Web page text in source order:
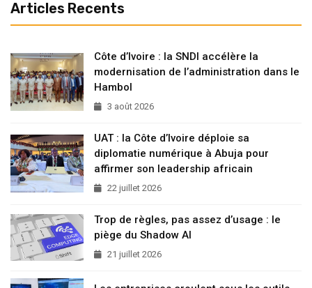
Articles Recents
Côte d’Ivoire : la SNDI accélère la
modernisation de l’administration dans le
Hambol
3 août 2026
UAT : la Côte d’Ivoire déploie sa
diplomatie numérique à Abuja pour
affirmer son leadership africain
22 juillet 2026
Trop de règles, pas assez d’usage : le
piège du Shadow AI
21 juillet 2026